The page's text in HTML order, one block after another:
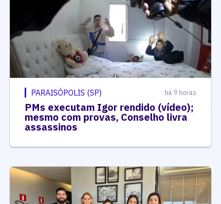
PARAISÓPOLIS (SP) há 9 horas
PMs executam Igor rendido (vídeo);
mesmo com provas, Conselho livra
assassinos